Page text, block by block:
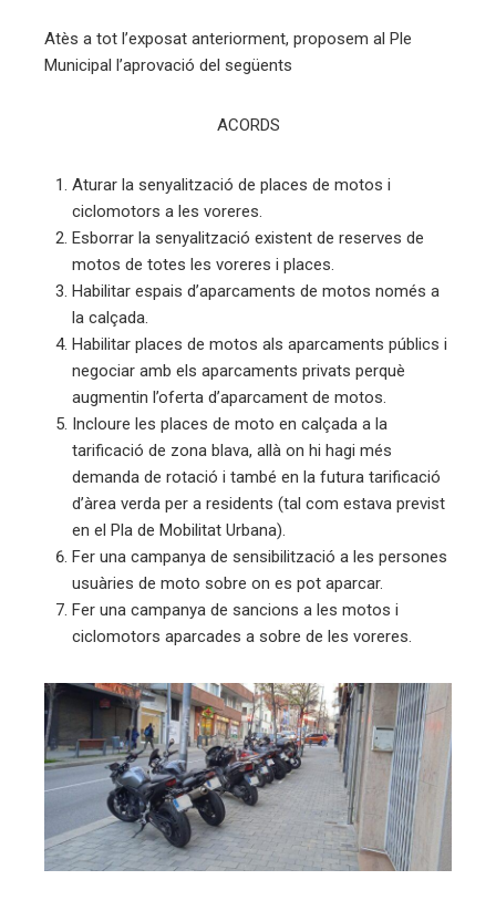
Atès a tot l’exposat anteriorment, proposem al Ple
Municipal l’aprovació del següents
ACORDS
Aturar la senyalització de places de motos i
ciclomotors a les voreres.
Esborrar la senyalització existent de reserves de
motos de totes les voreres i places.
Habilitar espais d’aparcaments de motos només a
la calçada.
Habilitar places de motos als aparcaments públics i
negociar amb els aparcaments privats perquè
augmentin l’oferta d’aparcament de motos.
Incloure les places de moto en calçada a la
tarificació de zona blava, allà on hi hagi més
demanda de rotació i també en la futura tarificació
d’àrea verda per a residents (tal com estava previst
en el Pla de Mobilitat Urbana).
Fer una campanya de sensibilització a les persones
usuàries de moto sobre on es pot aparcar.
Fer una campanya de sancions a les motos i
ciclomotors aparcades a sobre de les voreres.